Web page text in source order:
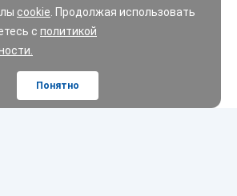
cookie . Продолжая использовать
с политикой
Понятно